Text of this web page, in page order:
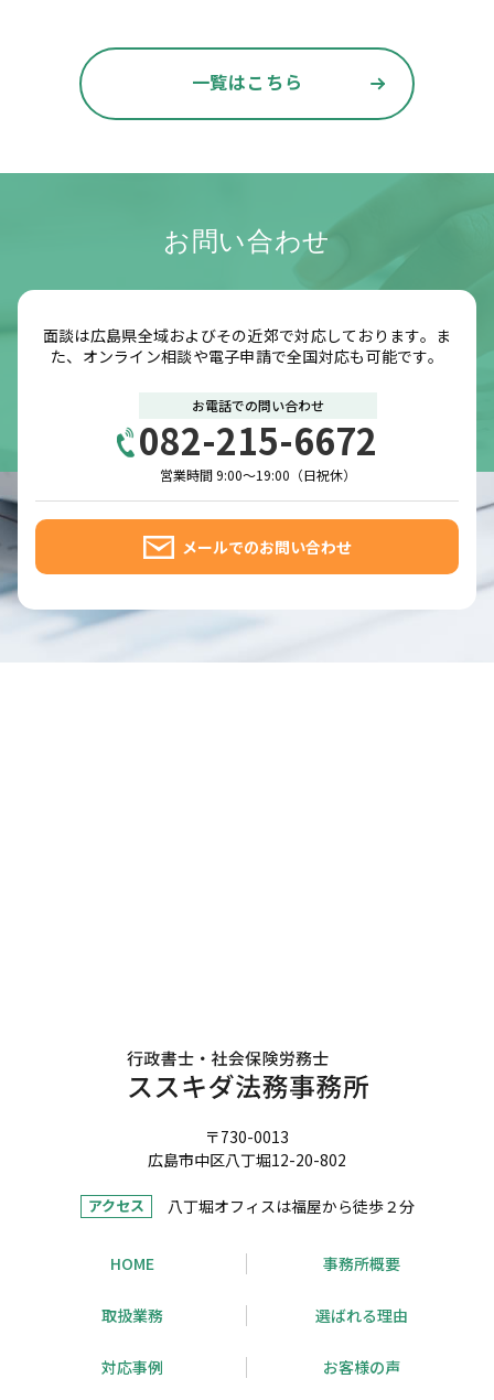
一覧はこちら
お問い合わせ
面談は広島県全域およびその近郊で対応しております。ま
た、オンライン相談や電子申請で全国対応も可能です。
お電話での問い合わせ
082-215-6672
営業時間 9:00～19:00（日祝休）
メールでのお問い合わせ
〒730-0013
広島市中区八丁堀12-20-802
アクセス 八丁堀オフィスは福屋から徒歩２分
HOME 事務所概要
取扱業務 選ばれる理由
対応事例 お客様の声